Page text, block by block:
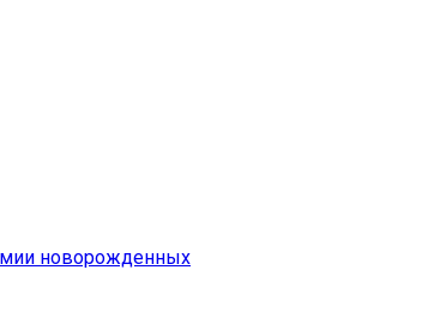
новорожденных